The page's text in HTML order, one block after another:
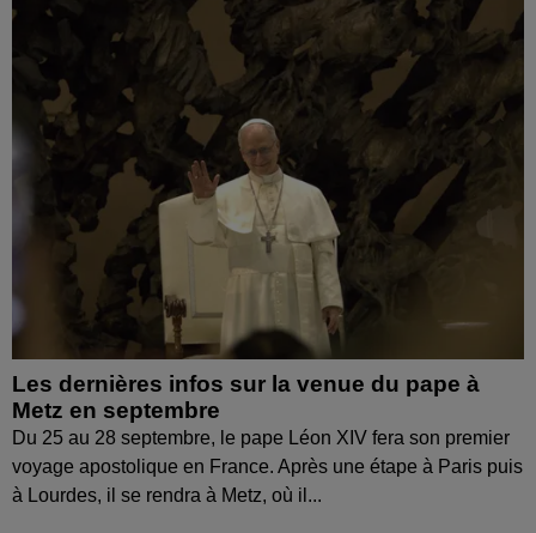
Les dernières infos sur la venue du pape à
Metz en septembre
Du 25 au 28 septembre, le pape Léon XIV fera son premier
voyage apostolique en France. Après une étape à Paris puis
à Lourdes, il se rendra à Metz, où il...